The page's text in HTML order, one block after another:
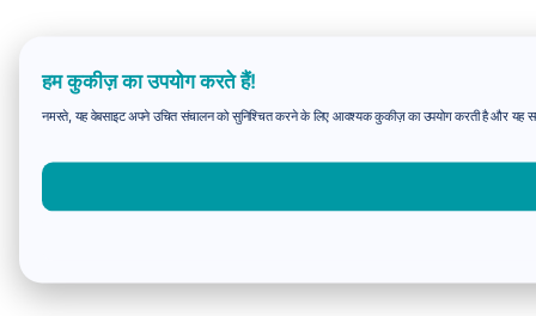
हम कुकीज़ का उपयोग करते हैं!
नमस्ते, यह वेबसाइट अपने उचित संचालन को सुनिश्चित करने के लिए आवश्यक कुकीज़ का उपयोग करती है और यह